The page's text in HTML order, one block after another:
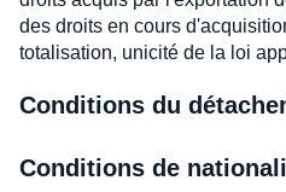
des droits en cours
totalisation, unicité de la loi
Conditions du
Conditions de